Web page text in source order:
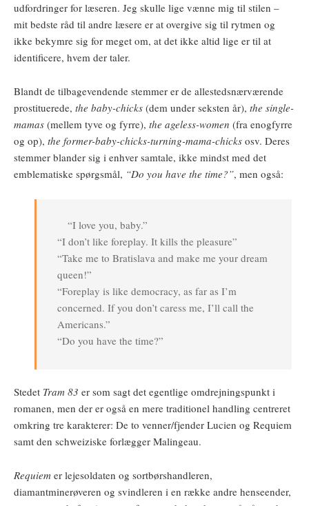
udfordringer for læseren. Jeg skulle lige vænne mig til stilen –
mit bedste råd til andre læsere er at overgive sig til rytmen og
ikke bekymre sig for meget om, at det ikke altid lige er til at
identificere, hvem der taler.
Blandt de tilbagevendende stemmer er de allestedsnærværende
prostituerede, the baby-chicks (dem under seksten år), the single-
mamas (mellem tyve og fyrre), the ageless-women (fra enogfyrre
og op), the former-baby-chicks-turning-mama-chicks osv. Deres
stemmer blander sig i enhver samtale, ikke mindst med det
emblematiske spørgsmål, “Do you have the time?”, men også:
“I love you, baby.”
“I don’t like foreplay. It kills the pleasure”
“Take me to Bratislava and make me your dream
queen!”
“Foreplay is like democracy, as far as I’m
concerned. If you don’t caress me, I’ll call the
Americans.”
“Do you have the time?”
Stedet Tram 83 er som sagt det egentlige omdrejningspunkt i
romanen, men der er også en mere traditionel handling centreret
omkring tre karakterer: De to venner/fjender Lucien og Requiem
samt den schweiziske forlægger Malingeau.
Requiem er lejesoldaten og sortbørshandleren,
diamantminerøveren og svindleren i en række andre henseender,